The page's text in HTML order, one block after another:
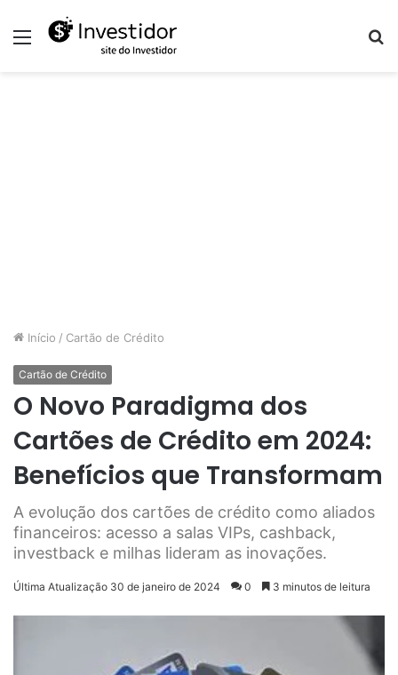
Menu
Início / Cartão de Crédito
Cartão de Crédito
O Novo Paradigma dos
Cartões de Crédito em 2024:
Benefícios que Transformam
A evolução dos cartões de crédito como aliados
financeiros: acesso a salas VIPs, cashback,
investback e milhas lideram as inovações.
Última Atualização 30 de janeiro de 2024 0 3 minutos de leitura